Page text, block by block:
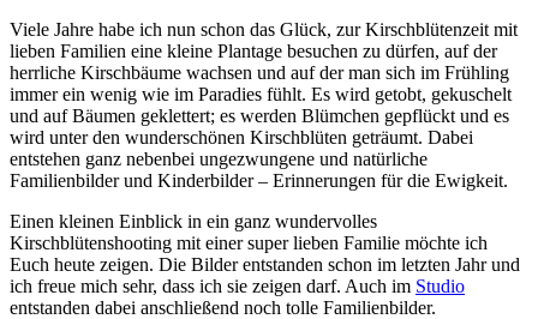
Viele Jahre habe ich nun schon das Glück, zur Kirschblütenzeit mit
lieben Familien eine kleine Plantage besuchen zu dürfen, auf der
herrliche Kirschbäume wachsen und auf der man sich im Frühling
immer ein wenig wie im Paradies fühlt. Es wird getobt, gekuschelt
und auf Bäumen geklettert; es werden Blümchen gepflückt und es
wird unter den wunderschönen Kirschblüten geträumt. Dabei
entstehen ganz nebenbei ungezwungene und natürliche
Familienbilder und Kinderbilder – Erinnerungen für die Ewigkeit.
Einen kleinen Einblick in ein ganz wundervolles
Kirschblütenshooting mit einer super lieben Familie möchte ich
Euch heute zeigen. Die Bilder entstanden schon im letzten Jahr und
ich freue mich sehr, dass ich sie zeigen darf. Auch im Studio
entstanden dabei anschließend noch tolle Familienbilder.